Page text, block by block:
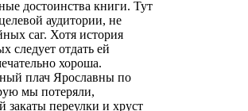
достоинства книги. Тут
аудитории, не
саг. Хотя история
следует отдать ей
хороша.
плач Ярославны по
мы потеряли,
закаты переулки и хруст